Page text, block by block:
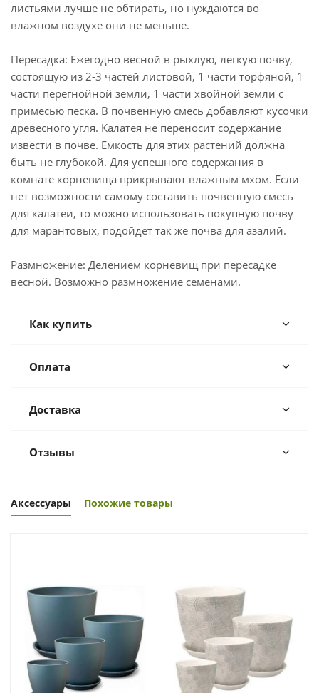
листьями лучше не обтирать, но нуждаются во
влажном воздухе они не меньше.
Пересадка: Ежегодно весной в рыхлую, легкую почву,
состоящую из 2-3 частей листовой, 1 части торфяной, 1
части перегнойной земли, 1 части хвойной земли с
примесью песка. В почвенную смесь добавляют кусочки
древесного угля. Калатея не переносит содержание
извести в почве. Емкость для этих растений должна
быть не глубокой. Для успешного содержания в
комнате корневища прикрывают влажным мхом. Если
нет возможности самому составить почвенную смесь
для калатеи, то можно использовать покупную почву
для марантовых, подойдет так же почва для азалий.
Размножение: Делением корневищ при пересадке
весной. Возможно размножение семенами.
Как купить
Оплата
Доставка
Отзывы
Аксессуары Похожие товары